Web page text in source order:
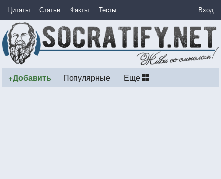
Цитаты Статьи Факты Тесты Вход
+Добавить Популярные Еще